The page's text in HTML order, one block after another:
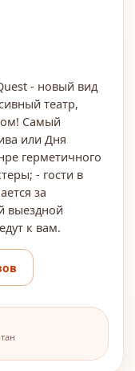
- новый вид
театр,
Самый
или Дня
герметичного
- гости в
за
выездной
к вам.